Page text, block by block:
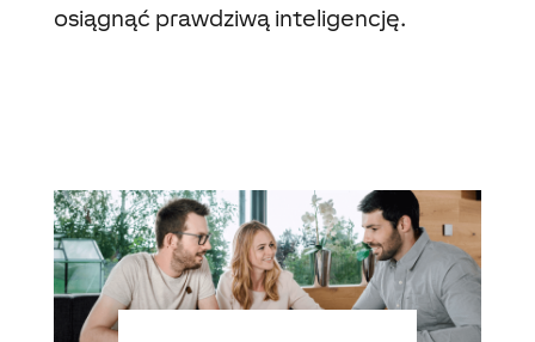
osiągnąć prawdziwą inteligencję.